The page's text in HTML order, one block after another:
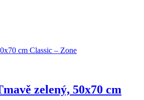
zelený, 50x70 cm